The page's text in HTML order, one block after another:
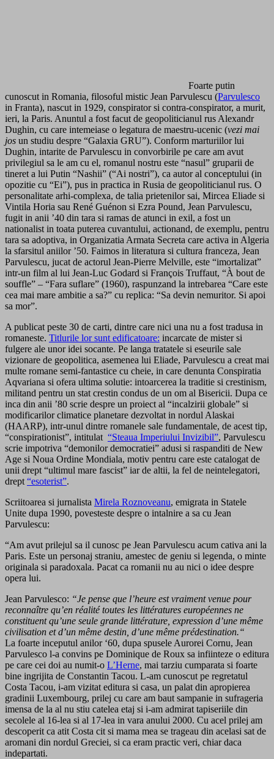
Foarte putin
cunoscut in Romania, filosoful mistic Jean Parvulescu (Parvulesco
in Franta), nascut in 1929, conspirator si contra-conspirator, a murit,
ieri, la Paris. Anuntul a fost facut de geopoliticianul rus Alexandr
Dughin, cu care intemeiase o legatura de maestru-ucenic (vezi mai
jos un studiu despre “Galaxia GRU”). Conform marturiilor lui
Dughin, intarite de Parvulescu in convorbirile pe care am avut
privilegiul sa le am cu el, romanul nostru este “nasul” gruparii de
tineret a lui Putin “Nashii” (“Ai nostri”), ca autor al conceptului (in
opozitie cu “Ei”), pus in practica in Rusia de geopoliticianul rus. O
personalitate arhi-complexa, de talia prietenilor sai, Mircea Eliade si
Vintila Horia sau René Guénon si Ezra Pound, Jean Parvulescu,
fugit in anii ’40 din tara si ramas de atunci in exil, a fost un
nationalist in toata puterea cuvantului, actionand, de exemplu, pentru
tara sa adoptiva, in Organizatia Armata Secreta care activa in Algeria
la sfarsitul aniilor ’50. Faimos in literatura si cultura franceza, Jean
Parvulescu, jucat de actorul Jean-Pierre Melville, este “imortalizat”
intr-un film al lui Jean-Luc Godard si François Truffaut, “À bout de
souffle” – “Fara suflare” (1960), raspunzand la intrebarea “Care este
cea mai mare ambitie a sa?” cu replica: “Sa devin nemuritor. Si apoi
sa mor”.
A publicat peste 30 de carti, dintre care nici una nu a fost tradusa in
romaneste. Titlurile lor sunt edificatoare: incarcate de mister si
fulgere ale unor idei socante. Pe langa tratatele si eseurile sale
vizionare de geopolitica, asemenea lui Eliade, Parvulescu a creat mai
multe romane semi-fantastice cu cheie, in care denunta Conspiratia
Aqvariana si ofera ultima solutie: intoarcerea la traditie si crestinism,
militand pentru un stat crestin condus de un om al Bisericii. Dupa ce
inca din anii ’80 scrie despre un proiect al “incalzirii globale” si
modificarilor climatice planetare dezvoltat in nordul Alaskai
(HAARP), intr-unul dintre romanele sale fundamentale, de acest tip,
“conspirationist”, intitulat “Steaua Imperiului Invizibil”, Parvulescu
scrie impotriva “demonilor democratiei” adusi si raspanditi de New
Age si Noua Ordine Mondiala, motiv pentru care este catalogat de
unii drept “ultimul mare fascist” iar de altii, la fel de neintelegatori,
drept “esoterist”.
Scriitoarea si jurnalista Mirela Roznoveanu, emigrata in Statele
Unite dupa 1990, povesteste despre o intalnire a sa cu Jean
Parvulescu:
“Am avut prilejul sa il cunosc pe Jean Parvulescu acum cativa ani la
Paris. Este un personaj straniu, amestec de geniu si legenda, o minte
originala si paradoxala. Pacat ca romanii nu au nici o idee despre
opera lui.
Jean Parvulesco: “Je pense que l’heure est vraiment venue pour
reconnaître qu’en réalité toutes les littératures européennes ne
constituent qu’une seule grande littérature, expression d’une même
civilisation et d’un même destin, d’une même prédestination.“
La foarte inceputul anilor ‘60, dupa spusele Aurorei Cornu, Jean
Parvulesco l-a convins pe Dominique de Roux sa infiinteze o editura
pe care cei doi au numit-o L’Herne, mai tarziu cumparata si foarte
bine ingrijita de Constantin Tacou. L-am cunoscut pe regretatul
Costa Tacou, i-am vizitat editura si casa, un palat din apropierea
gradinii Luxembourg, prilej cu care am baut sampanie in sufrageria
imensa de la al nu stiu catelea etaj si i-am admirat tapiseriile din
secolele al 16-lea si al 17-lea in vara anului 2000. Cu acel prilej am
descoperit ca atit Costa cit si mama mea se trageau din acelasi sat de
aromani din nordul Greciei, si ca eram practic veri, chiar daca
indepartati.